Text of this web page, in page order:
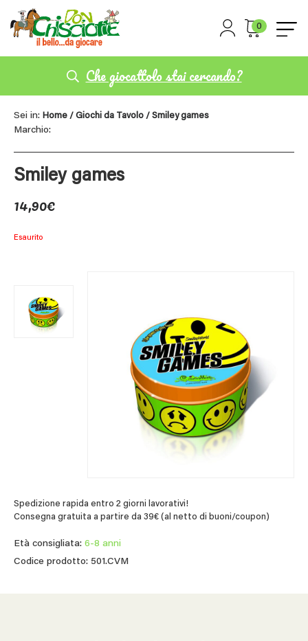
0
Che giocattolo stai cercando?
Sei in: Home / Giochi da Tavolo / Smiley games
Marchio:
Smiley games
14,90€
Esaurito
Spedizione rapida entro 2 giorni lavorativi!
Consegna gratuita a partire da 39€ (al netto di buoni/coupon)
Età consigliata: 6-8 anni
Codice prodotto: 501.CVM